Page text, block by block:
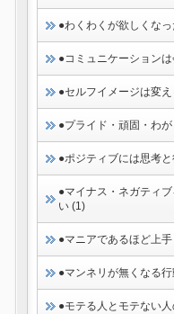
●わくわくが欲しくな
●コミュニケーション
●セルフイメージは変
●プライド・頑固・わ
●ポジティブには思考
●マイナス・ネガティ
い (1)
●マニアであるほど上
●マンネリが無くなる
●モテる人とモテない